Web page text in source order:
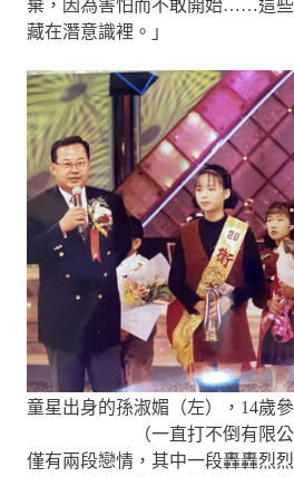
棄，因為害怕而不敢開始……這
藏在潛意識裡。」
童星出身的孫淑媚（左），14歲
（一直打不倒有限
僅有兩段戀情，其中一段轟轟烈